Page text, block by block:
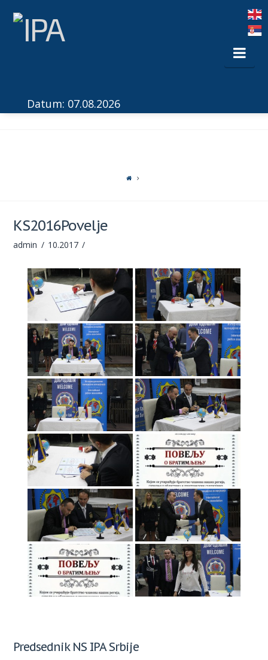
Datum: 07.08.2026
KS2016Povelje
admin 10.2017
Predsednik NS IPA Srbije